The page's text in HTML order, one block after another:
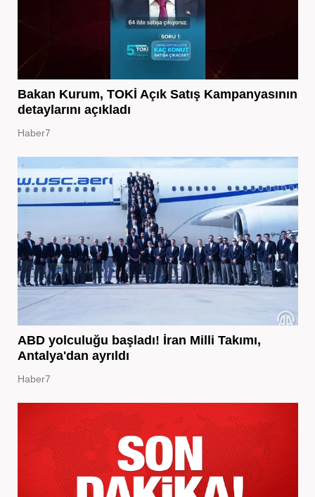
Bakan Kurum, TOKİ Açık Satış Kampanyasının
detaylarını açıkladı
Haber7
ABD yolculuğu başladı! İran Milli Takımı,
Antalya'dan ayrıldı
Haber7